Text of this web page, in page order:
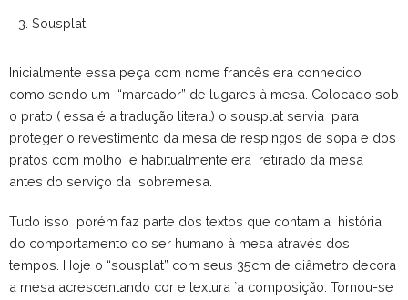
Sousplat
Inicialmente essa peça com nome francês era conhecido
como sendo um “marcador” de lugares à mesa. Colocado sob
o prato ( essa é a tradução literal) o sousplat servia para
proteger o revestimento da mesa de respingos de sopa e dos
pratos com molho e habitualmente era retirado da mesa
antes do serviço da sobremesa.
Tudo isso porém faz parte dos textos que contam a história
do comportamento do ser humano à mesa através dos
tempos. Hoje o “sousplat” com seus 35cm de diâmetro decora
a mesa acrescentando cor e textura `a composição. Tornou-se